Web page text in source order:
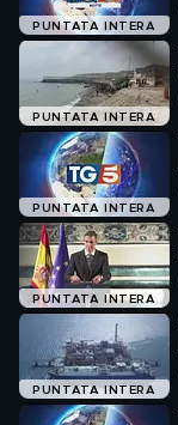
PUNTATA INTERA
PUNTATA INTERA
PUNTATA INTERA
PUNTATA INTERA
PUNTATA INTERA